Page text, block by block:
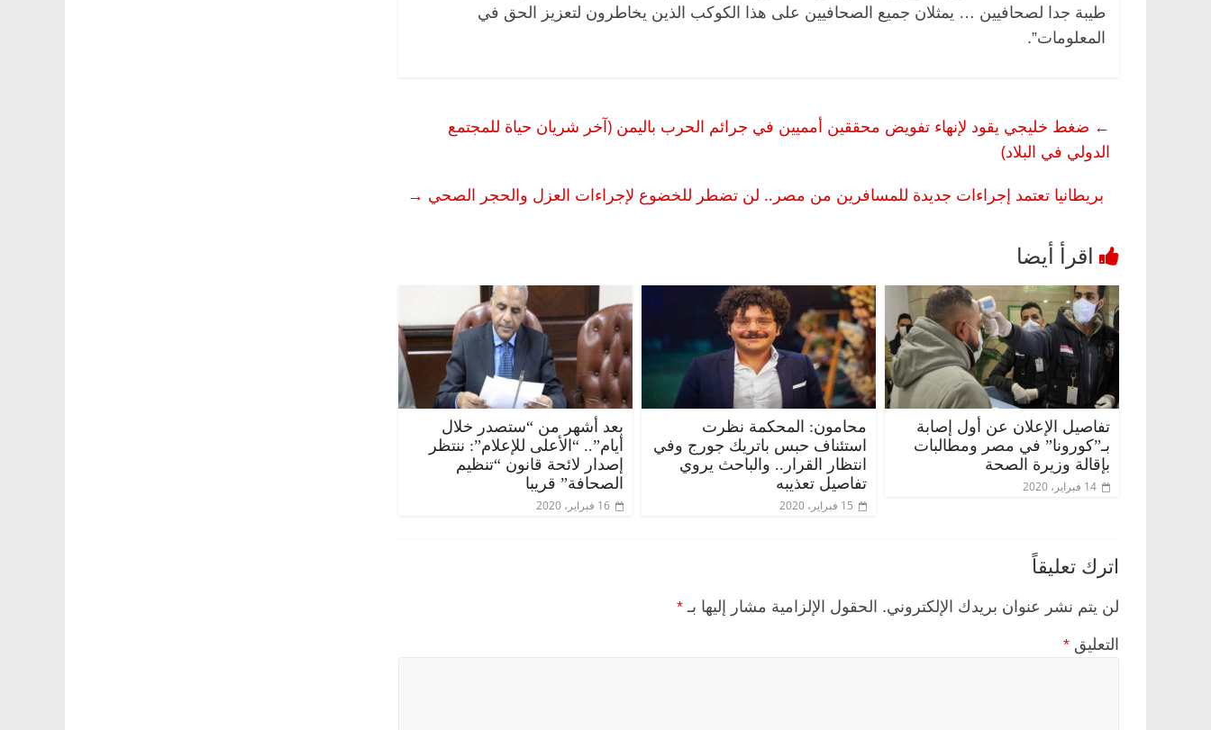
طيبة جدا لصحافيين … يمثلان جميع الصحافيين على هذا الكوكب الذين يخاطرون لتعزيز الحق في
المعلومات”.
← ضغط خليجي يقود لإنهاء تفويض محققين أمميين في جرائم الحرب باليمن (آخر شريان حياة للمجتمع
الدولي في البلاد)
بريطانيا تعتمد إجراءات جديدة للمسافرين من مصر.. لن تضطر للخضوع لإجراءات العزل والحجر الصحي →
تفاصيل الإعلان عن أول إصابة
بـ”كورونا” في مصر ومطالبات
بإقالة وزيرة الصحة
14 فبراير، 2020
محامون: المحكمة نظرت
استئناف حبس باتريك جورج وفي
انتظار القرار.. والباحث يروي
تفاصيل تعذيبه
15 فبراير، 2020
بعد أشهر من “ستصدر خلال
أيام”.. “الأعلى للإعلام”: ننتظر
إصدار لائحة قانون “تنظيم
الصحافة” قريبا
16 فبراير، 2020
اترك تعليقاً
لن يتم نشر عنوان بريدك الإلكتروني. الحقول الإلزامية مشار إليها بـ *
التعليق *